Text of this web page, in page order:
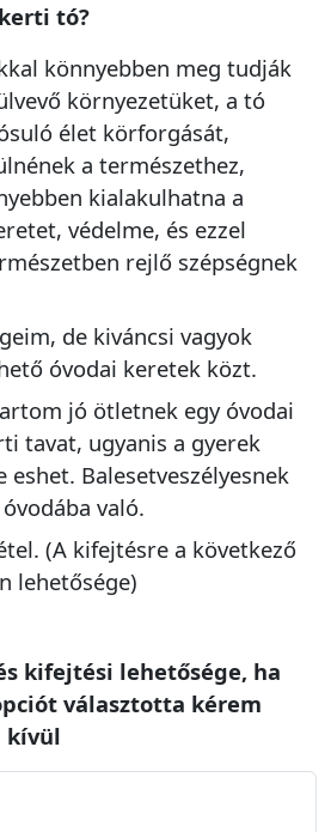
tó?
könnyebben meg tudják
környezetüket, a tó
élet körforgását,
a természethez,
kialakulhatna a
védelme, és ezzel
rejlő szépségnek
de kiváncsi vagyok
óvodai keretek közt.
jó ötletnek egy óvodai
tavat, ugyanis a gyerek
Balesetveszélyesnek
való.
(A kifejtésre a következő
lehetősége)
kifejtési lehetősége, ha
választotta kérem
kívül